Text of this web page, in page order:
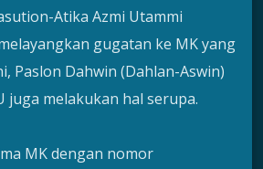
Atika Azmi Utammi
gugatan ke MK yang
Paslon Dahwin (Dahlan-Aswin)
juga melakukan hal serupa.
MK dengan nomor